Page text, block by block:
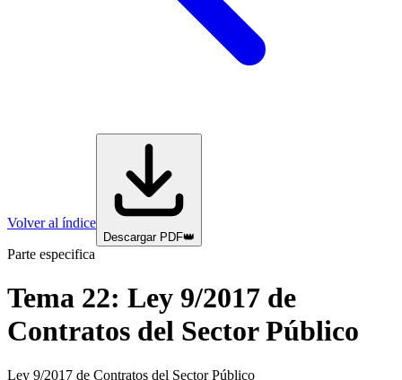
Volver al índice
Descargar PDF👑
Parte especifica
Tema 22: Ley 9/2017 de
Contratos del Sector Público
Ley 9/2017 de Contratos del Sector Público